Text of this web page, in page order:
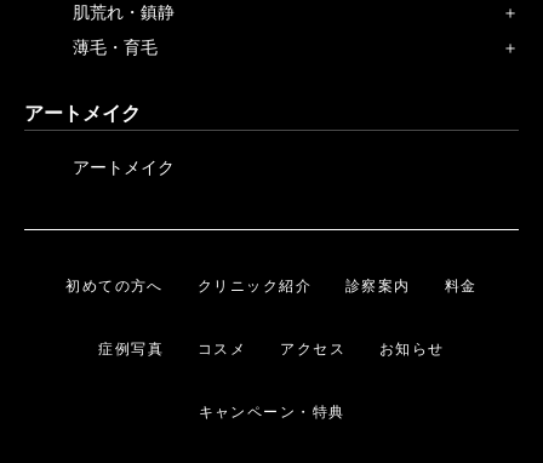
肌荒れ・鎮静
薄毛・育毛
アートメイク
アートメイク
初めての方へ クリニック紹介 診察案内 料金
症例写真 コスメ アクセス お知らせ
キャンペーン・特典